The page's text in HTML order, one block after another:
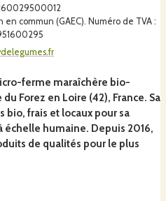
commun (GAEC). Numéro de TVA :
ferme maraîchère bio-
Forez en Loire (42), France. Sa
bio, frais et locaux pour sa
humaine. Depuis 2016,
de qualités pour le plus